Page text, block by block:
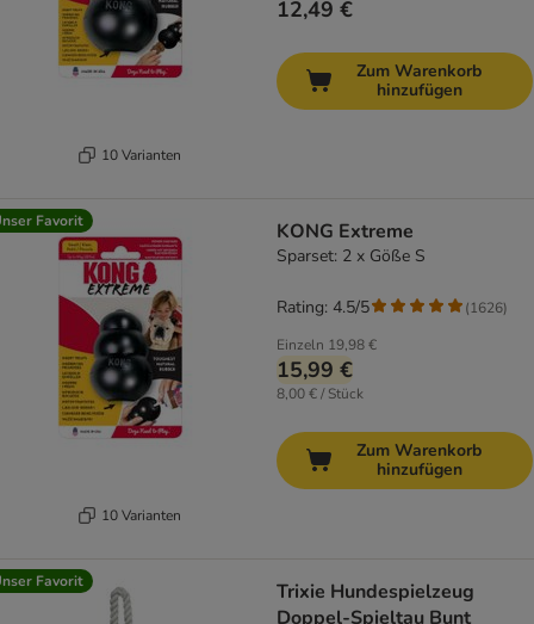
10 Varianten
12,49 €
Zum Warenkorb
hinzufügen
Favorit
10 Varianten
KONG Extreme
Sparset: 2 x Göße S
Einzeln 19,98 €
15,99 €
8,00 € / Stück
Rating: 4.5/5 (1626)
Zum Warenkorb
hinzufügen
Favorit
Trixie Hundespielzeug
Doppel-Spieltau Bunt